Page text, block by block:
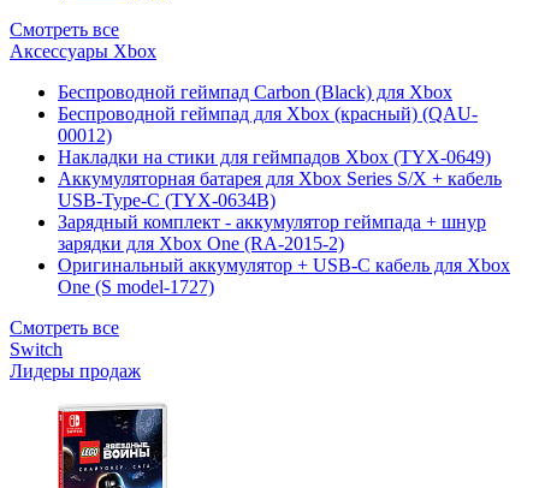
Смотреть все
Аксессуары Xbox
Беспроводной геймпад Carbon (Black) для Xbox
Беспроводной геймпад для Xbox (красный) (QAU-
00012)
Накладки на стики для геймпадов Xbox (TYX-0649)
Аккумуляторная батарея для Xbox Series S/X + кабель
USB-Type-C (TYX-0634B)
Зарядный комплект - аккумулятор геймпада + шнур
зарядки для Xbox One (RA-2015-2)
Оригинальный аккумулятор + USB-C кабель для Xbox
One (S model-1727)
Смотреть все
Switch
Лидеры продаж